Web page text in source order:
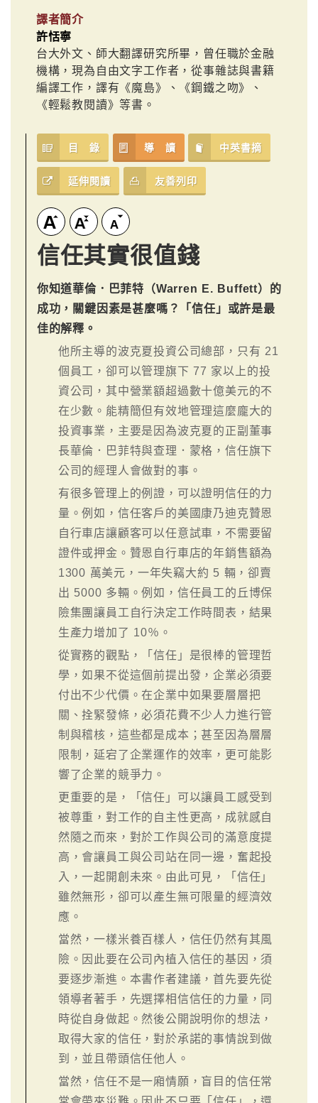
譯者簡介
許恬寧
台大外文、師大翻譯研究所畢，曾任職於金融
機構，現為自由文字工作者，從事雜誌與書籍
編譯工作，譯有《魔島》、《鋼鐵之吻》、
《輕鬆教閱讀》等書。
目 錄 導 讀 中英書摘
延伸閱讀 友善列印
信任其實很值錢
你知道華倫．巴菲特（Warren E. Buffett）的
成功，關鍵因素是甚麼嗎？「信任」或許是最
佳的解釋。
他所主導的波克夏投資公司總部，只有 21
個員工，卻可以管理旗下 77 家以上的投
資公司，其中營業額超過數十億美元的不
在少數。能精簡但有效地管理這麼龐大的
投資事業，主要是因為波克夏的正副董事
長華倫．巴菲特與查理．蒙格，信任旗下
公司的經理人會做對的事。
有很多管理上的例證，可以證明信任的力
量。例如，信任客戶的美國康乃迪克贊恩
自行車店讓顧客可以任意試車，不需要留
證件或押金。贊恩自行車店的年銷售額為
1300 萬美元，一年失竊大約 5 輛，卻賣
出 5000 多輛。例如，信任員工的丘博保
險集團讓員工自行決定工作時間表，結果
生產力增加了 10％。
從實務的觀點，「信任」是很棒的管理哲
學，如果不從這個前提出發，企業必須要
付出不少代價。在企業中如果要層層把
關、拴緊發條，必須花費不少人力進行管
制與稽核，這些都是成本；甚至因為層層
限制，延宕了企業運作的效率，更可能影
響了企業的競爭力。
更重要的是，「信任」可以讓員工感受到
被尊重，對工作的自主性更高，成就感自
然隨之而來，對於工作與公司的滿意度提
高，會讓員工與公司站在同一邊，奮起投
入，一起開創未來。由此可見，「信任」
雖然無形，卻可以產生無可限量的經濟效
應。
當然，一樣米養百樣人，信任仍然有其風
險。因此要在公司內植入信任的基因，須
要逐步漸進。本書作者建議，首先要先從
領導者著手，先選擇相信信任的力量，同
時從自身做起。然後公開說明你的想法，
取得大家的信任，對於承諾的事情說到做
到，並且帶頭信任他人。
當然，信任不是一廂情願，盲目的信任常